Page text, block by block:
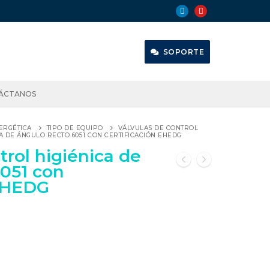
SOPORTE
TIPO DE EQUIPO
VÁLVULAS DE CONTROL
ÁNGULO RECTO 6051 CON CERTIFICACIÓN EHEDG
higiénica de
con